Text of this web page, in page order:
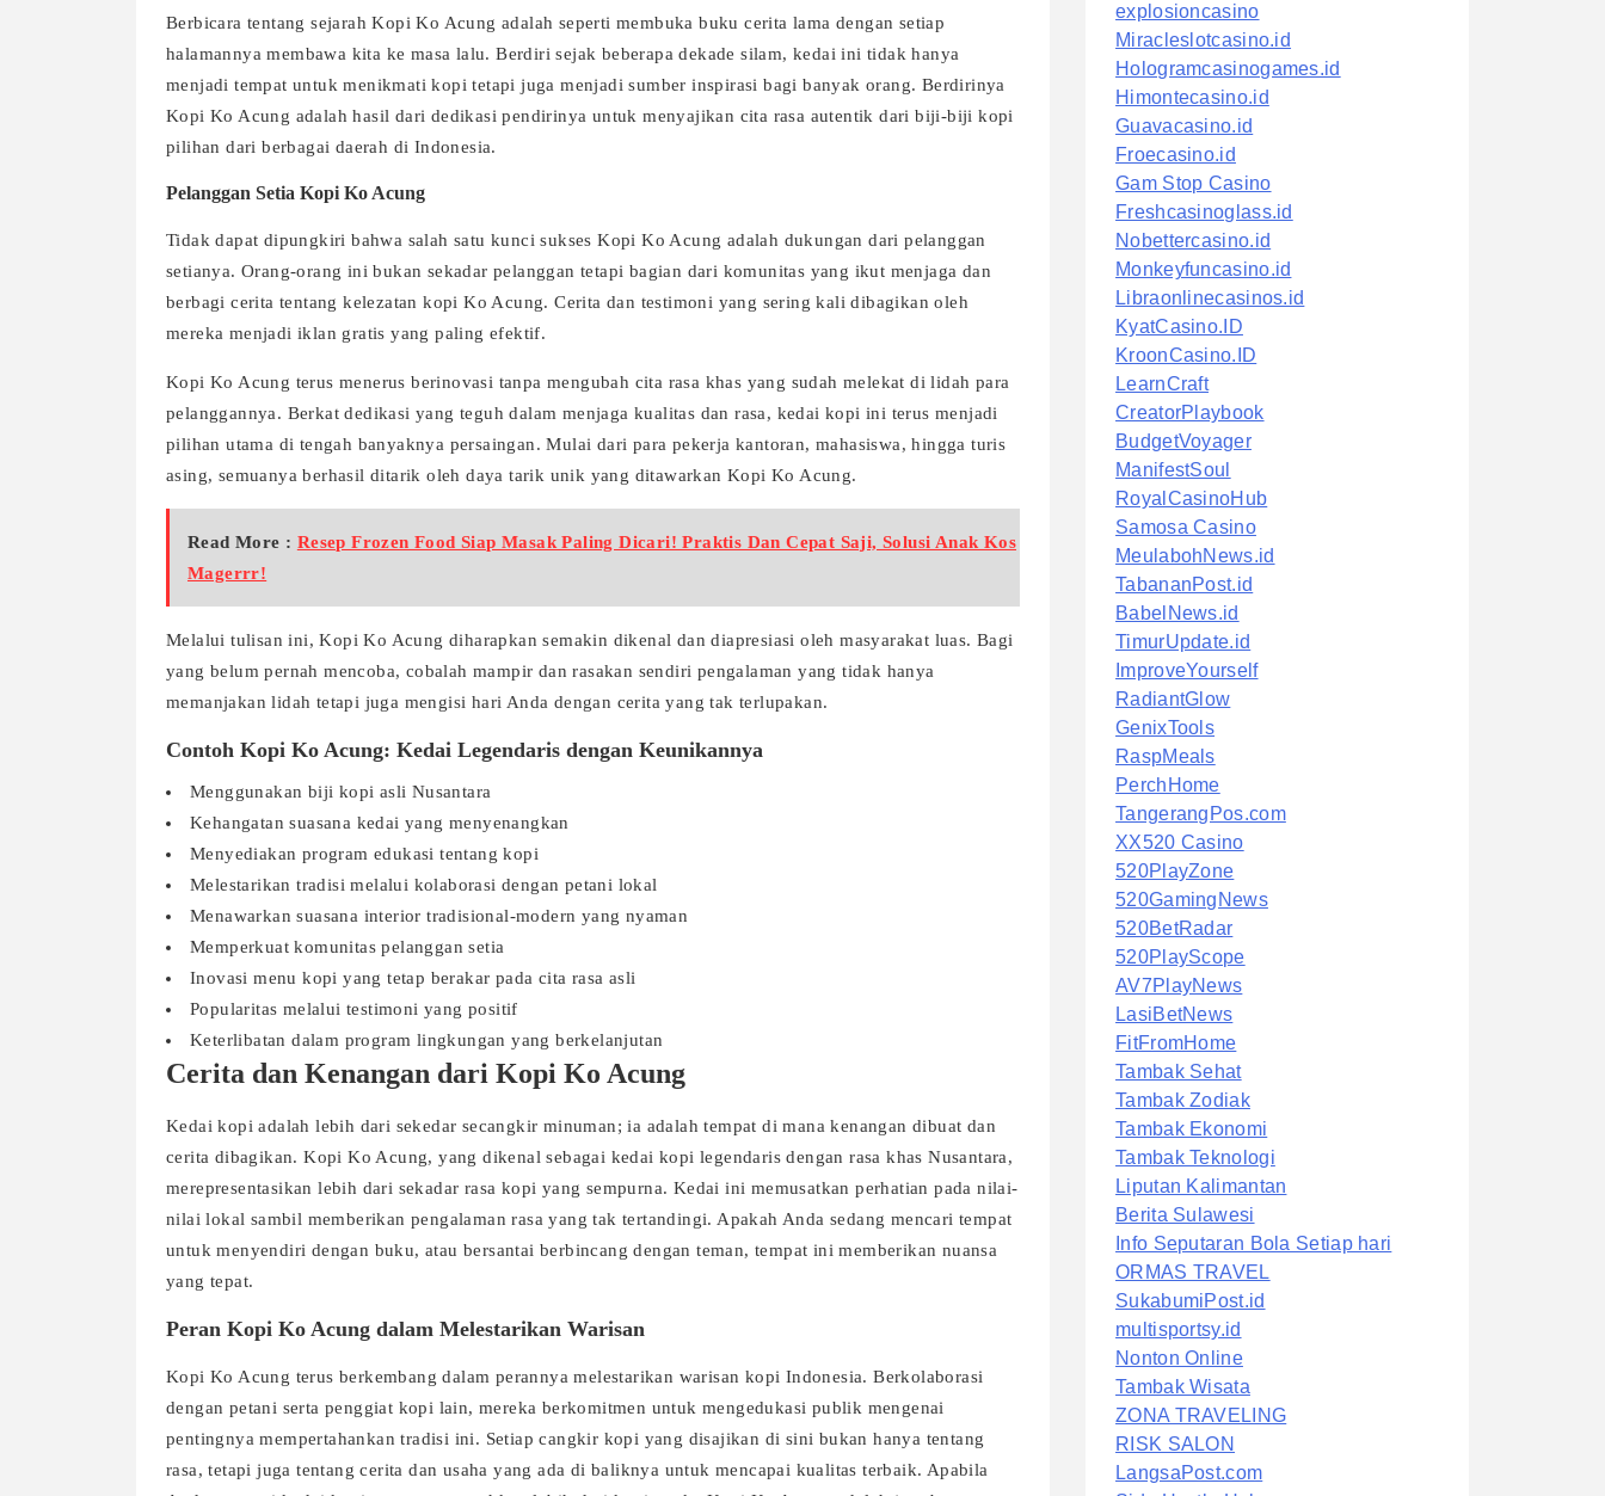
Berbicara tentang sejarah Kopi Ko Acung adalah seperti membuka buku cerita lama dengan setiap
halamannya membawa kita ke masa lalu. Berdiri sejak beberapa dekade silam, kedai ini tidak hanya
menjadi tempat untuk menikmati kopi tetapi juga menjadi sumber inspirasi bagi banyak orang. Berdirinya
Kopi Ko Acung adalah hasil dari dedikasi pendirinya untuk menyajikan cita rasa autentik dari biji-biji kopi
pilihan dari berbagai daerah di Indonesia.
Pelanggan Setia Kopi Ko Acung
Tidak dapat dipungkiri bahwa salah satu kunci sukses Kopi Ko Acung adalah dukungan dari pelanggan
setianya. Orang-orang ini bukan sekadar pelanggan tetapi bagian dari komunitas yang ikut menjaga dan
berbagi cerita tentang kelezatan kopi Ko Acung. Cerita dan testimoni yang sering kali dibagikan oleh
mereka menjadi iklan gratis yang paling efektif.
Kopi Ko Acung terus menerus berinovasi tanpa mengubah cita rasa khas yang sudah melekat di lidah para
pelanggannya. Berkat dedikasi yang teguh dalam menjaga kualitas dan rasa, kedai kopi ini terus menjadi
pilihan utama di tengah banyaknya persaingan. Mulai dari para pekerja kantoran, mahasiswa, hingga turis
asing, semuanya berhasil ditarik oleh daya tarik unik yang ditawarkan Kopi Ko Acung.
Read More : Resep Frozen Food Siap Masak Paling Dicari! Praktis Dan Cepat Saji, Solusi Anak Kos
Magerrr!
Melalui tulisan ini, Kopi Ko Acung diharapkan semakin dikenal dan diapresiasi oleh masyarakat luas. Bagi
yang belum pernah mencoba, cobalah mampir dan rasakan sendiri pengalaman yang tidak hanya
memanjakan lidah tetapi juga mengisi hari Anda dengan cerita yang tak terlupakan.
Contoh Kopi Ko Acung: Kedai Legendaris dengan Keunikannya
Menggunakan biji kopi asli Nusantara
Kehangatan suasana kedai yang menyenangkan
Menyediakan program edukasi tentang kopi
Melestarikan tradisi melalui kolaborasi dengan petani lokal
Menawarkan suasana interior tradisional-modern yang nyaman
Memperkuat komunitas pelanggan setia
Inovasi menu kopi yang tetap berakar pada cita rasa asli
Popularitas melalui testimoni yang positif
Keterlibatan dalam program lingkungan yang berkelanjutan
Cerita dan Kenangan dari Kopi Ko Acung
Kedai kopi adalah lebih dari sekedar secangkir minuman; ia adalah tempat di mana kenangan dibuat dan
cerita dibagikan. Kopi Ko Acung, yang dikenal sebagai kedai kopi legendaris dengan rasa khas Nusantara,
merepresentasikan lebih dari sekadar rasa kopi yang sempurna. Kedai ini memusatkan perhatian pada nilai-
nilai lokal sambil memberikan pengalaman rasa yang tak tertandingi. Apakah Anda sedang mencari tempat
untuk menyendiri dengan buku, atau bersantai berbincang dengan teman, tempat ini memberikan nuansa
yang tepat.
Peran Kopi Ko Acung dalam Melestarikan Warisan
Kopi Ko Acung terus berkembang dalam perannya melestarikan warisan kopi Indonesia. Berkolaborasi
dengan petani serta penggiat kopi lain, mereka berkomitmen untuk mengedukasi publik mengenai
pentingnya mempertahankan tradisi ini. Setiap cangkir kopi yang disajikan di sini bukan hanya tentang
rasa, tetapi juga tentang cerita dan usaha yang ada di baliknya untuk mencapai kualitas terbaik. Apabila
explosioncasino
Miracleslotcasino.id
Hologramcasinogames.id
Himontecasino.id
Guavacasino.id
Froecasino.id
Gam Stop Casino
Freshcasinoglass.id
Nobettercasino.id
Monkeyfuncasino.id
Libraonlinecasinos.id
KyatCasino.ID
KroonCasino.ID
LearnCraft
CreatorPlaybook
BudgetVoyager
ManifestSoul
RoyalCasinoHub
Samosa Casino
MeulabohNews.id
TabananPost.id
BabelNews.id
TimurUpdate.id
ImproveYourself
RadiantGlow
GenixTools
RaspMeals
PerchHome
TangerangPos.com
XX520 Casino
520PlayZone
520GamingNews
520BetRadar
520PlayScope
AV7PlayNews
LasiBetNews
FitFromHome
Tambak Sehat
Tambak Zodiak
Tambak Ekonomi
Tambak Teknologi
Liputan Kalimantan
Berita Sulawesi
Info Seputaran Bola Setiap hari
ORMAS TRAVEL
SukabumiPost.id
multisportsy.id
Nonton Online
Tambak Wisata
ZONA TRAVELING
RISK SALON
LangsaPost.com